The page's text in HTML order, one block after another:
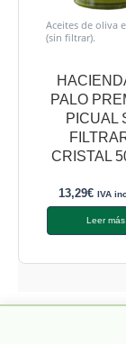
Aceites de oliva
(sin filtrar).
PALO
PICUAL
CRISTAL
13,29€ IVA
Leer más